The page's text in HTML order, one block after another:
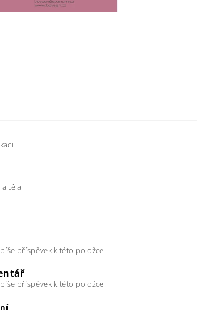
těla
příspěvek k této položce.
příspěvek k této položce.